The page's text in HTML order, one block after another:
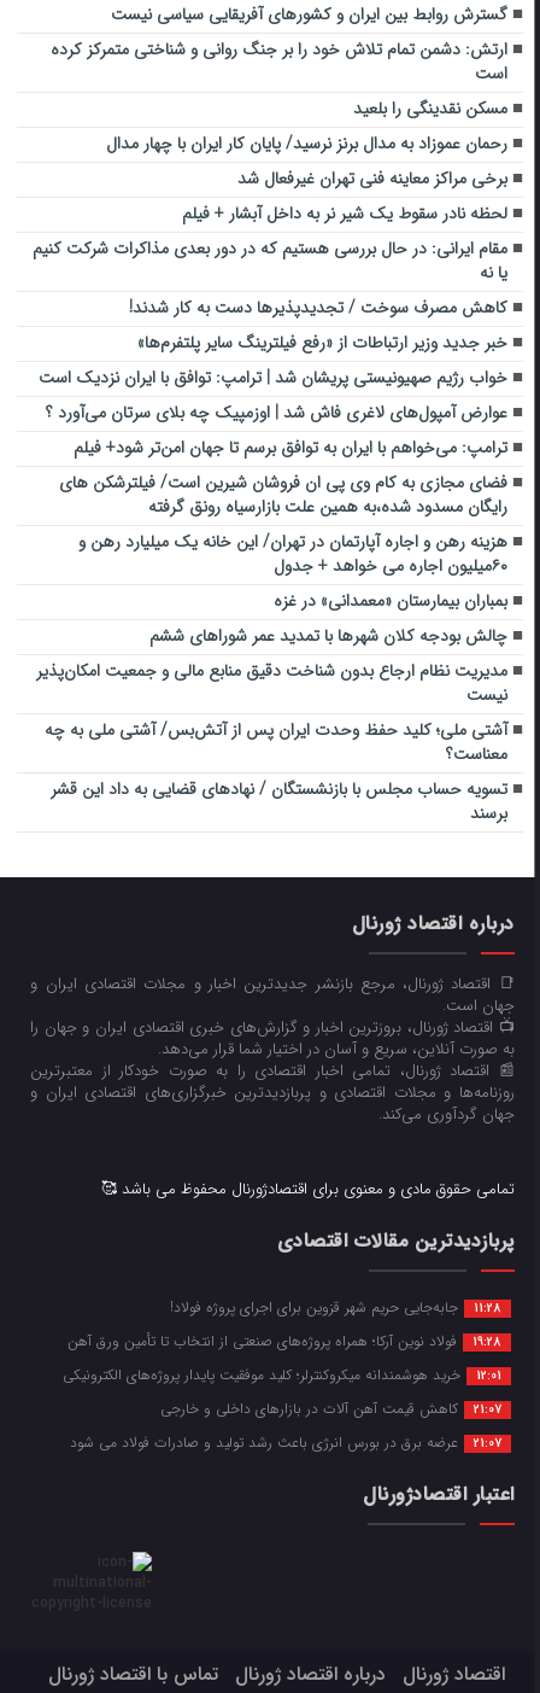
گسترش روابط بین ایران و کشورهای آفریقایی سیاسی نیست
ارتش: دشمن تمام تلاش خود را بر جنگ روانی و شناختی متمرکز کرده
است
مسکن نقدینگی را بلعید
رحمان عموزاد به مدال برنز نرسید/ پایان کار ایران با چهار مدال
برخی مراکز معاینه فنی تهران غیرفعال شد
لحظه نادر سقوط یک شیر نر به داخل آبشار + فیلم
مقام ایرانی: در حال بررسی هستیم که در دور بعدی مذاکرات شرکت کنیم
یا نه
کاهش مصرف سوخت / تجدیدپذیرها دست به کار شدند!
خبر جدید وزیر ارتباطات از «رفع فیلترینگ سایر پلتفرم‌ها»
خواب رژیم صهیونیستی پریشان شد | ترامپ: توافق با ایران نزدیک است
عوارض آمپول‌های لاغری فاش شد | اوزمپیک چه بلای سرتان می‌آورد ؟
ترامپ: می‌خواهم با ایران به توافق برسم تا جهان امن‌تر شود+ فیلم
فضای مجازی به کام وی پی ان فروشان شیرین است/ فیلترشکن های
رایگان مسدود شده،به همین علت بازارسیاه رونق گرفته
هزینه رهن و اجاره آپارتمان در تهران/ این خانه یک میلیارد رهن و
۶۰میلیون اجاره می خواهد + جدول
بمباران بیمارستان «معمدانی» در غزه
چالش بودجه کلان شهرها با تمدید عمر شوراهای ششم
مدیریت نظام ارجاع بدون شناخت دقیق منابع مالی و جمعیت امکان‌پذیر
نیست
آشتی ملی؛ کلید حفظ وحدت ایران پس از آتش‌بس/ آشتی ملی به چه
معناست؟
تسویه حساب مجلس با بازنشستگان / نهادهای قضایی به داد این قشر
برسند
درباره اقتصاد ژورنال
📑 اقتصاد ژورنال، مرجع بازنشر جدیدترین اخبار و مجلات اقتصادی ایران و
جهان است.
📺 اقتصاد ژورنال، بروزترین اخبار و گزارش‌های خبری اقتصادی ایران و جهان را
به صورت آنلاین، سریع و آسان در اختیار شما قرار می‌‌دهد.
📰 اقتصاد ژورنال، تمامی اخبار اقتصادی را به صورت خودکار از معتبرترین
روزنامه‌ها و مجلات اقتصادی و پربازدیدترین خبرگزاری‌های اقتصادی ایران و
جهان گردآوری می‌کند.
تمامی حقوق مادی و معنوی برای اقتصادژورنال محفوظ می باشد 🥰
پربازدیدترین مقالات اقتصادی
11:28 جابه‌جایی حریم شهر قزوین برای اجرای پروژه فولاد!
19:28 فولاد نوین آرکا؛ همراه پروژه‌های صنعتی از انتخاب تا تأمین ورق آهن
12:01 خرید هوشمندانه میکروکنترلر؛ کلید موفقیت پایدار پروژه‌های الکترونیکی
21:07 کاهش قیمت آهن آلات در بازارهای داخلی و خارجی
21:07 عرضه برق در بورس انرژی باعث رشد تولید و صادرات فولاد می شود
اعتبار اقتصادژورنال
اقتصاد ژورنال درباره اقتصاد ژورنال تماس با اقتصاد ژورنال